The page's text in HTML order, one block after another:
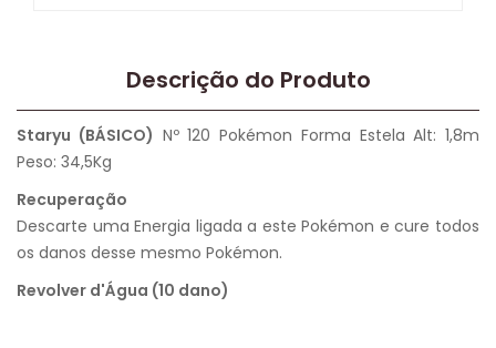
Descrição do Produto
Staryu (BÁSICO) Nº 120 Pokémon Forma Estela Alt: 1,8m
Peso: 34,5Kg
Recuperação
Descarte uma Energia ligada a este Pokémon e cure todos
os danos desse mesmo Pokémon.
Revolver d'Água (10 dano)